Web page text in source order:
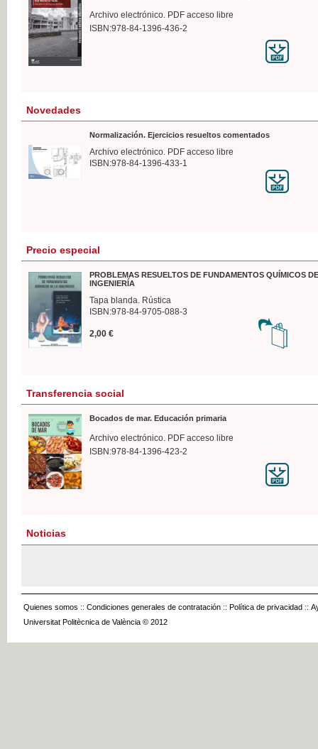
Archivo electrónico. PDF acceso libre
ISBN:978-84-1396-436-2
Novedades
Normalización. Ejercicios resueltos comentados
Archivo electrónico. PDF acceso libre
ISBN:978-84-1396-433-1
Precio especial
PROBLEMAS RESUELTOS DE FUNDAMENTOS QUÍMICOS
INGENIERÍA
Tapa blanda. Rústica
ISBN:978-84-9705-088-3
2,00 €
Transferencia social
Bocados de mar. Educación primaria
Archivo electrónico. PDF acceso libre
ISBN:978-84-1396-423-2
Noticias
Quienes somos :: Condiciones generales de contratación :: Política de privacidad ::
Universitat Politècnica de València © 2012